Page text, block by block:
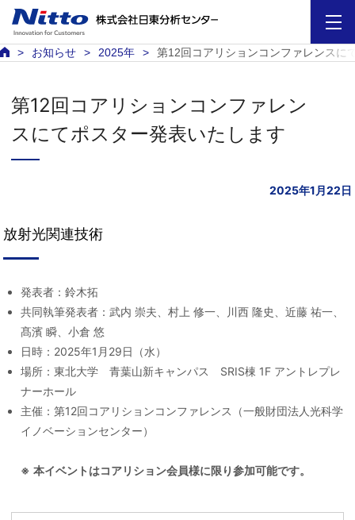
お知らせ 2025年 第12回コアリションコンファレンスに
第12回コアリションコンファレン
スにてポスター発表いたします
2025年1月22日
放射光関連技術
発表者：鈴木拓
共同執筆発表者：武内 崇夫、村上 修一、川西 隆史、近藤 祐一、
髙濱 瞬、小倉 悠
日時：2025年1月29日（水）
場所：東北大学 青葉山新キャンパス SRIS棟 1F アントレプレ
ナーホール
主催：第12回コアリションコンファレンス（一般財団法人光科学
イノベーションセンター）
※ 本イベントはコアリション会員様に限り参加可能です。